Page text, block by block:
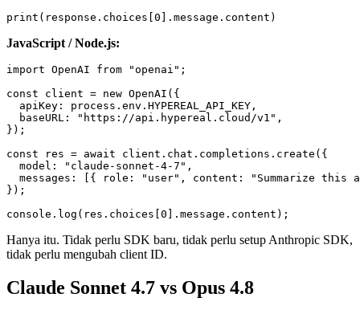
JavaScript / Node.js:
import OpenAI from "openai";
const client = new OpenAI({
  apiKey: process.env.HYPEREAL_API_KEY,
  baseURL: "https://api.hypereal.cloud/v1",
});
const res = await client.chat.completions.create({
  model: "claude-sonnet-4-7",
messages: [{ role: "user", content: "Summarize this
});
Hanya itu. Tidak perlu SDK baru, tidak perlu setup Anthropic SDK,
tidak perlu mengubah client ID.
Claude Sonnet 4.7 vs Opus 4.8